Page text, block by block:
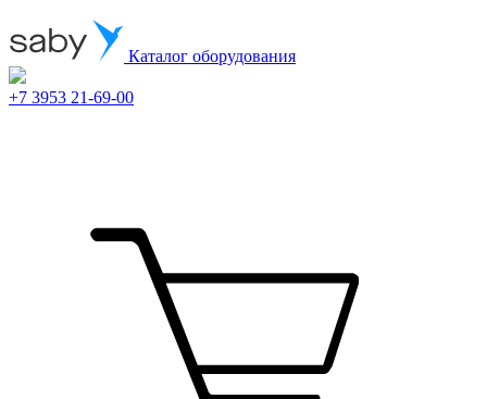
Каталог оборудования
+7 3953 21-69-00